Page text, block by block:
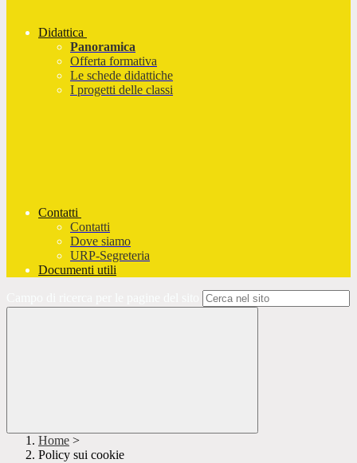
Didattica
Panoramica
Offerta formativa
Le schede didattiche
I progetti delle classi
Contatti
Contatti
Dove siamo
URP-Segreteria
Documenti utili
Home >
Policy sui cookie